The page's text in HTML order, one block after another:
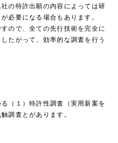
の特許出願の内容によっては研
必要になる場合もあります。
ので、全ての先行技術を完全に
たがって、効率的な調査を行う
（１）特許性調査（実用新案を
調査とがあります。